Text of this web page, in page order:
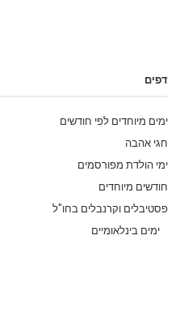
דפים
ימים מיוחדים לפי חודשים
חגי אהבה
ימי הולדת מפורסמים
חודשים מיוחדים
פסטיבלים וקרנבלים בחו"ל
ימים בינלאומיים